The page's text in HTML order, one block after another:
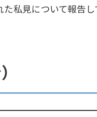
私見について報告し